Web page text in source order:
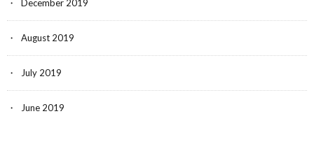
December 2019
August 2019
July 2019
June 2019